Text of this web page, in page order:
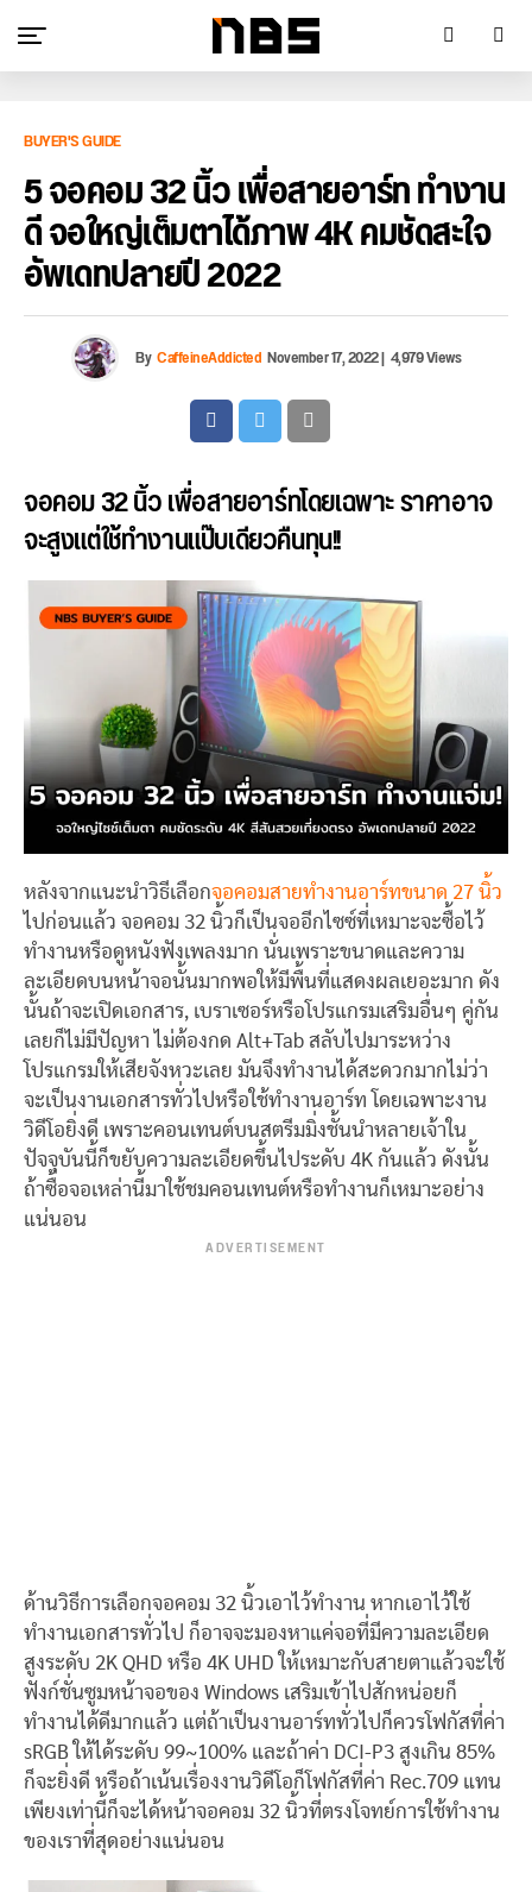
BUYER'S GUIDE
5 จอคอม 32 นิ้ว เพื่อสายอาร์ท ทำงาน
ดี จอใหญ่เต็มตาได้ภาพ 4K คมชัดสะใจ
อัพเดทปลายปี 2022
ByCaffeineAddictedNovember 17, 2022| 4,979 Views
จอคอม 32 นิ้ว เพื่อสายอาร์ทโดยเฉพาะ ราคาอาจ
จะสูงแต่ใช้ทำงานแป๊บเดียวคืนทุน!!
หลังจากแนะนำวิธีเลือกจอคอมสายทำงานอาร์ทขนาด 27 นิ้ว
ไปก่อนแล้ว จอคอม 32 นิ้วก็เป็นจออีกไซซ์ที่เหมาะจะซื้อไว้
ทำงานหรือดูหนังฟังเพลงมาก นั่นเพราะขนาดและความ
ละเอียดบนหน้าจอนั้นมากพอให้มีพื้นที่แสดงผลเยอะมาก ดัง
นั้นถ้าจะเปิดเอกสาร, เบราเซอร์หรือโปรแกรมเสริมอื่นๆ คู่กัน
เลยก็ไม่มีปัญหา ไม่ต้องกด Alt+Tab สลับไปมาระหว่าง
โปรแกรมให้เสียจังหวะเลย มันจึงทำงานได้สะดวกมากไม่ว่า
จะเป็นงานเอกสารทั่วไปหรือใช้ทำงานอาร์ท โดยเฉพาะงาน
วิดีโอยิ่งดี เพราะคอนเทนต์บนสตรีมมิ่งชั้นนำหลายเจ้าใน
ปัจจุบันนี้ก็ขยับความละเอียดขึ้นไประดับ 4K กันแล้ว ดังนั้น
ถ้าซื้อจอเหล่านี้มาใช้ชมคอนเทนต์หรือทำงานก็เหมาะอย่าง
แน่นอน
ADVERTISEMENT
ด้านวิธีการเลือกจอคอม 32 นิ้วเอาไว้ทำงาน หากเอาไว้ใช้
ทำงานเอกสารทั่วไป ก็อาจจะมองหาแค่จอที่มีความละเอียด
สูงระดับ 2K QHD หรือ 4K UHD ให้เหมาะกับสายตาแล้วจะใช้
ฟังก์ชั่นซูมหน้าจอของ Windows เสริมเข้าไปสักหน่อยก็
ทำงานได้ดีมากแล้ว แต่ถ้าเป็นงานอาร์ททั่วไปก็ควรโฟกัสที่ค่า
sRGB ให้ได้ระดับ 99~100% และถ้าค่า DCI-P3 สูงเกิน 85%
ก็จะยิ่งดี หรือถ้าเน้นเรื่องงานวิดีโอก็โฟกัสที่ค่า Rec.709 แทน
เพียงเท่านี้ก็จะได้หน้าจอคอม 32 นิ้วที่ตรงโจทย์การใช้ทำงาน
ของเราที่สุดอย่างแน่นอน